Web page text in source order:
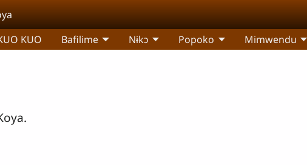
KUO Bafilime Nɨkɔ Popoko Mimwendu